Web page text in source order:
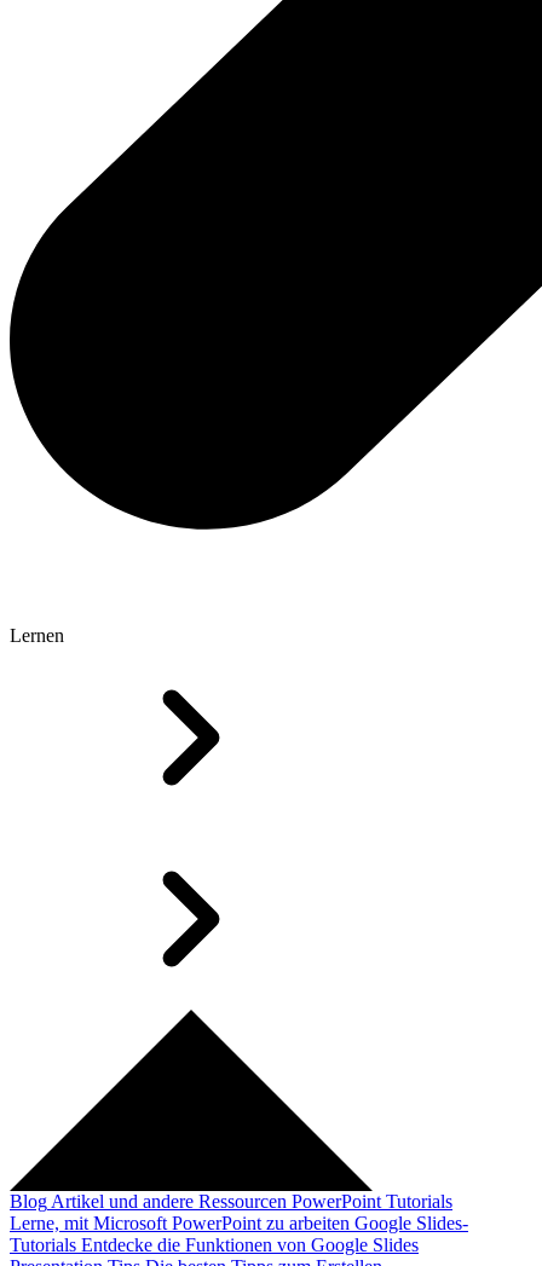
Lernen
Blog Artikel und andere Ressourcen PowerPoint Tutorials
Lerne, mit Microsoft PowerPoint zu arbeiten Google Slides-
Tutorials Entdecke die Funktionen von Google Slides